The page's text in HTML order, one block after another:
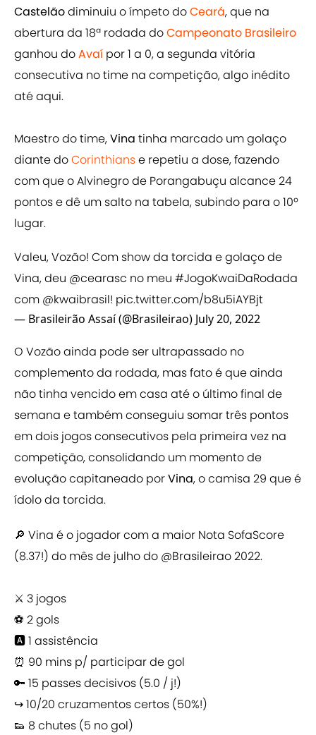
Castelãodiminuiu o ímpeto doCeará, que na
abertura da 18ª rodada doCampeonato Brasileiro
ganhou doAvaí por 1 a 0, a segunda vitória
consecutiva no time na competição, algo inédito
até aqui.
Maestro do time,Vina tinha marcado um golaço
diante doCorinthianse repetiu a dose, fazendo
com que o Alvinegro de Porangabuçu alcance 24
pontos e dê um salto na tabela, subindo para o 10º
lugar.
Valeu, Vozão! Com show da torcida e golaço de
Vina, deu @cearasc no meu #JogoKwaiDaRodada
com @kwaibrasil! pic.twitter.com/b8u5iAYBjt
— Brasileirão Assaí (@Brasileirao) July 20, 2022
O Vozão ainda pode ser ultrapassado no
complemento da rodada, mas fato é que ainda
não tinha vencido em casa até o último final de
semana e também conseguiu somar três pontos
em dois jogos consecutivos pela primeira vez na
competição, consolidando um momento de
evolução capitaneado porVina, o camisa 29 que é
ídolo da torcida.
🔎 Vina é o jogador com a maior Nota SofaScore
(8.37!) do mês de julho do @Brasileirao2022.
⚔️ 3 jogos
⚽️ 2 gols
🅰️ 1 assistência
⏰ 90 mins p/ participar de gol
🔑 15 passes decisivos (5.0 / j!)
↪️ 10/20 cruzamentos certos (50%!)
👟 8 chutes (5 no gol)